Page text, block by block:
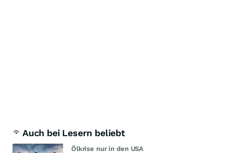
Auch bei Lesern beliebt
Ölkrise nur in den USA